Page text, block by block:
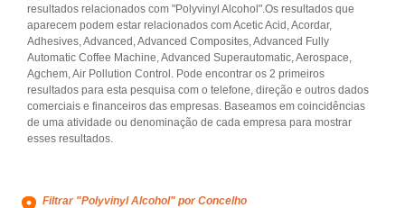
resultados relacionados com "Polyvinyl Alcohol".Os resultados que
aparecem podem estar relacionados com Acetic Acid, Acordar,
Adhesives, Advanced, Advanced Composites, Advanced Fully
Automatic Coffee Machine, Advanced Superautomatic, Aerospace,
Agchem, Air Pollution Control. Pode encontrar os 2 primeiros
resultados para esta pesquisa com o telefone, direção e outros dados
comerciais e financeiros das empresas. Baseamos em coincidências
de uma atividade ou denominação de cada empresa para mostrar
esses resultados.
Filtrar "Polyvinyl Alcohol" por Concelho